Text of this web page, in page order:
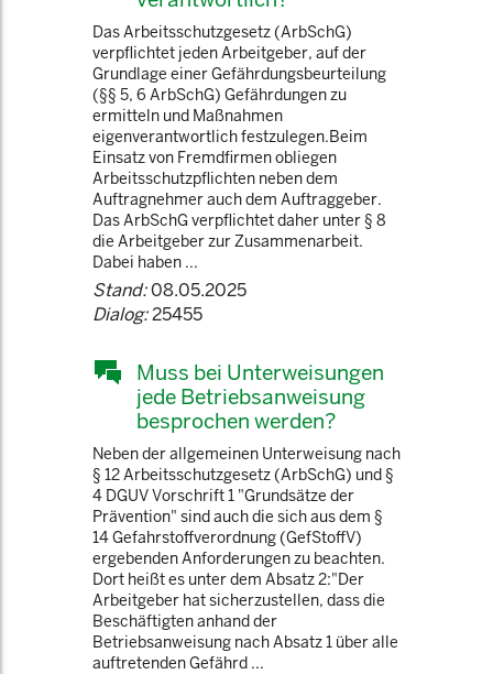
Das Arbeitsschutzgesetz (ArbSchG)
verpflichtet jeden Arbeitgeber, auf der
Grundlage einer Gefährdungsbeurteilung
(§§ 5, 6 ArbSchG) Gefährdungen zu
ermitteln und Maßnahmen
eigenverantwortlich festzulegen.Beim
Einsatz von Fremdfirmen obliegen
Arbeitsschutzpflichten neben dem
Auftragnehmer auch dem Auftraggeber.
Das ArbSchG verpflichtet daher unter § 8
die Arbeitgeber zur Zusammenarbeit.
Dabei haben ...
Stand:08.05.2025
Dialog:25455
Muss bei Unterweisungen
jede Betriebsanweisung
besprochen werden?
Neben der allgemeinen Unterweisung nach
§ 12 Arbeitsschutzgesetz (ArbSchG) und §
4 DGUV Vorschrift 1 "Grundsätze der
Prävention" sind auch die sich aus dem §
14 Gefahrstoffverordnung (GefStoffV)
ergebenden Anforderungen zu beachten.
Dort heißt es unter dem Absatz 2:"Der
Arbeitgeber hat sicherzustellen, dass die
Beschäftigten anhand der
Betriebsanweisung nach Absatz 1 über alle
auftretenden Gefährd ...